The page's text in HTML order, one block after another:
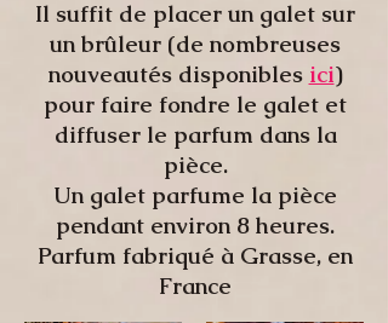
Il suffit de placer un galet sur
un brûleur (de nombreuses
nouveautés disponibles ici)
pour faire fondre le galet et
diffuser le parfum dans la
pièce.
Un galet parfume la pièce
pendant environ 8 heures.
Parfum fabriqué à Grasse, en
France